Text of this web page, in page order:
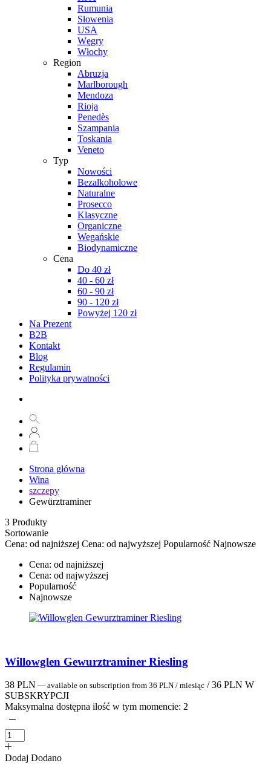
Rumunia
Słowenia
USA
Węgry
Włochy
Region
Abruzja
Marlborough
Mendoza
Rioja
Penedès
Szampania
Toskania
Veneto
Typ
Nowości
Bezalkoholowe
Naturalne
Prosecco
Klasyczne
Organiczne
Wegańskie
Biodynamiczne
Cena
Do 40 zł
40 - 60 zł
60 - 90 zł
90 - 120 zł
Powyżej 120 zł
Na Prezent
B2B
Kontakt
Blog
Regulamin
Polityka prywatności
Strona główna
Wina
szczepy
Gewürztraminer
3 Produkty
Sortowanie
Cena: od najniższej Cena: od najwyższej Popularność Najnowsze
Cena: od najniższej
Cena: od najwyższej
Popularność
Najnowsze
Willowglen Gewurztraminer Riesling
38 PLN — available on subscription from 36 PLN / miesiąc / 36 PLN W
SUBSKRYPCJI
Maksymalna dostępna ilość w tym momencie: 2
Dodaj Dodano